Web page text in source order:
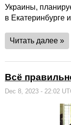
Украины,
в Екатеринбурге
Читать далее »
Всё
Dec 8, 2023 - 22:02